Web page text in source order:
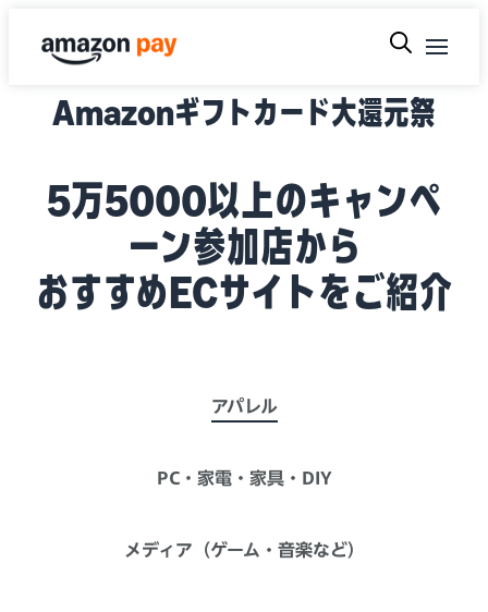
Amazonギフトカード大還元祭
5万5000以上のキャンペ
ーン参加店から
おすすめECサイトをご紹介
アパレル
PC・家電・家具・DIY
メディア（ゲーム・音楽など）